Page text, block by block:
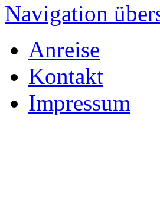
Navigation
Anreise
Kontakt
Impressum